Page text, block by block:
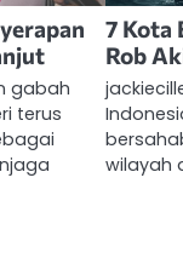
gabah
terus
7 Kota
Rob
wilayah